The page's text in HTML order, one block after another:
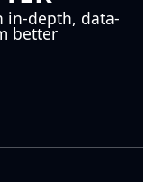
in-depth, data-
better